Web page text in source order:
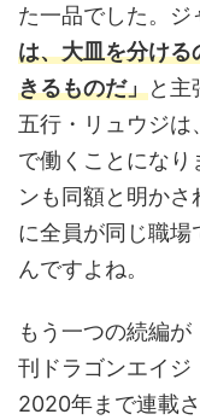
た一品でした。ジ
は、大皿を分ける
きるものだ」と主
五行・リュウジ
で働くことになり
ンも同額と明かさ
に全員が同じ職
んですよね。
もう一つの続編が
刊ドラゴンエイジ
2020年まで連載